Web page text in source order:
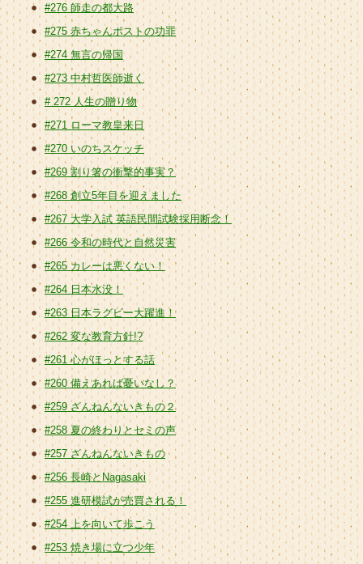
#276 師走の都大路
#275 赤ちゃんポストの功罪
#274 無言の帰国
#273 中村哲医師逝く
# 272 人生の贈り物
#271 ローマ教皇来日
#270 いのちスケッチ
#269 割り箸の衝撃的事実？
#268 創立5年目を迎えました
#267 大学入試 英語民間試験採用断念！
#266 令和の時代と自然災害
#265 カレーは悪くない！
#264 日本水没！
#263 日本ラグビー大躍進！
#262 変な教育方針!?
#261 心がほっとする話
#260 備えあれば憂いなし？
#259 ざんねんないきもの２
#258 夏の終わりとセミの声
#257 ざんねんないきもの
#256 長崎とNagasaki
#255 進研模試が売買される！
#254 上を向いて歩こう
#253 焼き場に立つ少年